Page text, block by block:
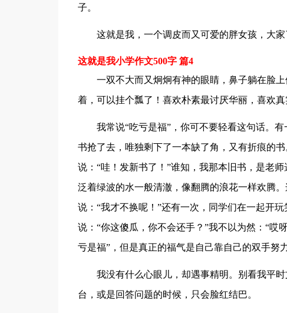
子。
这就是我，一个调皮而又可爱的胖女孩，大家
这就是我小学作文500字 篇4
一双不大而又炯炯有神的眼睛，鼻子躺在脸
着，可以挂个瓢了！喜欢朴素最讨厌华丽，喜欢
我常说“吃亏是福”，你可不要轻看这句话。
书抢了去，唯独剩下了一本缺了角，又有折痕的
说：“哇！发新书了！”谁知，我那本旧书，是老
泛着绿波的水一般清澈，像翻腾的浪花一样欢腾
说：“我才不换呢！”还有一次，同学们在一起开
说：“你这傻瓜，你不会还手？”我不以为然：“哎
亏是福”，但是真正的福气是自己靠自己的双手努
我没有什么心眼儿，却遇事精明。别看我平
台，或是回答问题的时候，只会脸红结巴。